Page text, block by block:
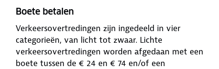
Boete betalen
Verkeersovertredingen zijn ingedeeld in vier
categorieën, van licht tot zwaar. Lichte
verkeersovertredingen worden afgedaan met een
boete tussen de € 24 en € 74 en/of een